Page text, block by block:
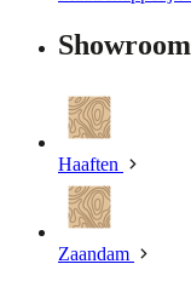
Haaften
Zaandam